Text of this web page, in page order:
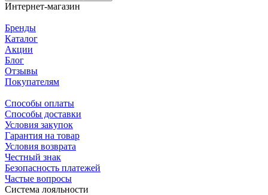
Интернет-магазин
Бренды
Каталог
Акции
Блог
Отзывы
Покупателям
Способы оплаты
Способы доставки
Условия закупок
Гарантия на товар
Условия возврата
Честный знак
Безопасность платежей
Частые вопросы
Система лояльности